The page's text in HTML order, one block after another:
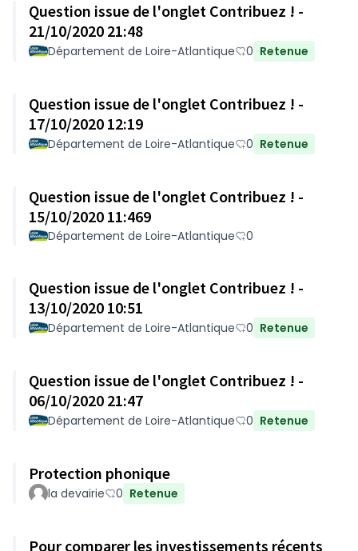
Question issue de l'onglet Contribuez ! -
21/10/2020 21:48
Département de Loire-Atlantique 0 Retenue
Question issue de l'onglet Contribuez ! -
17/10/2020 12:19
Département de Loire-Atlantique 0 Retenue
Question issue de l'onglet Contribuez ! -
15/10/2020 11:469
Département de Loire-Atlantique 0
Question issue de l'onglet Contribuez ! -
13/10/2020 10:51
Département de Loire-Atlantique 0 Retenue
Question issue de l'onglet Contribuez ! -
06/10/2020 21:47
Département de Loire-Atlantique 0 Retenue
Protection phonique
la devairie 0 Retenue
Pour comparer les investissements récents